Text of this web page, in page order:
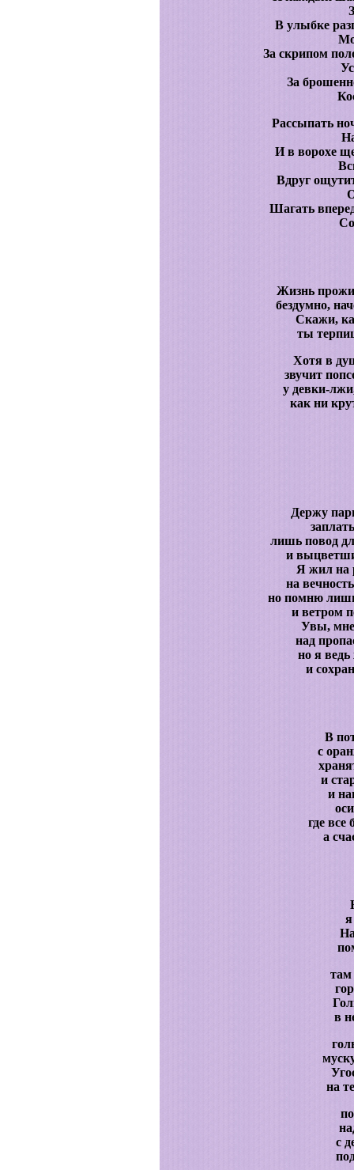
В улыбке
За скрипом
За
Рассыпать
И в ворохе
Вдруг
Шагать
Жизнь
бездумно,
Скажи,
ты
Хотя в
звучит
у девки-
как ни
Держу
лишь повод
и
Я жил на
на
но помню
и ветром
Увы, мне
над
но я
и
В
с
и
и
где все
а
там
в
на
с